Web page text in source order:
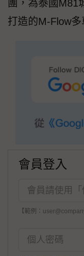
團，為泰國M81
打造的M-Flow
會員登入
【範例：